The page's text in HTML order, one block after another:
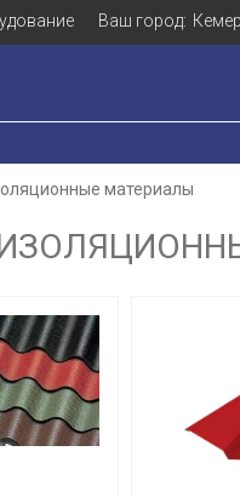
Ваш город:
материалы